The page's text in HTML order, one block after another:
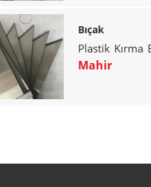
Bıçak
Plastik Kırma
Mahir